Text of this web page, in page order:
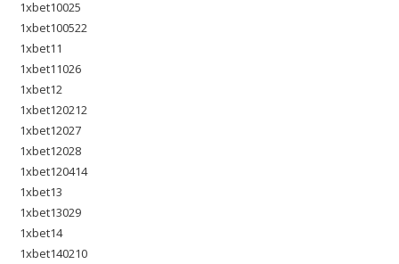
1xbet10025
1xbet100522
1xbet11
1xbet11026
1xbet12
1xbet120212
1xbet12027
1xbet12028
1xbet120414
1xbet13
1xbet13029
1xbet14
1xbet140210